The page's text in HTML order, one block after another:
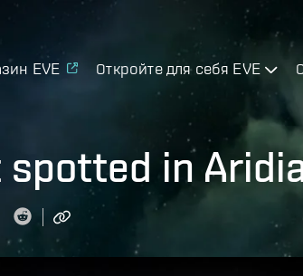
EVE Откройте для себя EVE
in